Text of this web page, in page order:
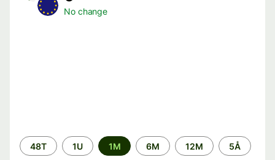
No change
Time
period
48T 1U 1M 6M 12M 5Å